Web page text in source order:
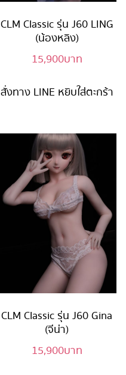
CLM Classic รุ่น J60 LING
(น้องหลิง)
15,900บาท
สั่งทาง LINE หยิบใส่ตะกร้า
CLM Classic รุ่น J60 Gina
(จีน่า)
15,900บาท